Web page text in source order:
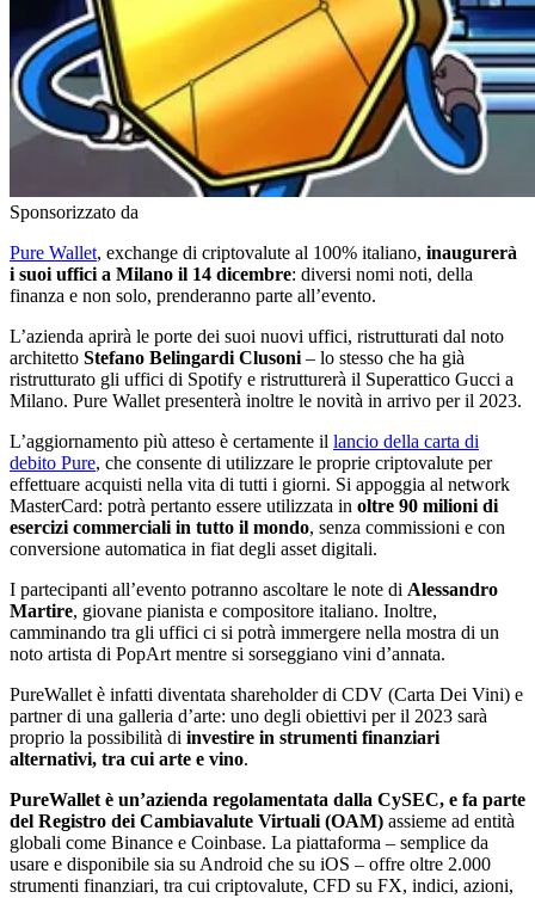
Sponsorizzato da
Pure Wallet, exchange di criptovalute al 100% italiano, inaugurerà
i suoi uffici a Milano il 14 dicembre: diversi nomi noti, della
finanza e non solo, prenderanno parte all’evento.
L’azienda aprirà le porte dei suoi nuovi uffici, ristrutturati dal noto
architetto Stefano Belingardi Clusoni – lo stesso che ha già
ristrutturato gli uffici di Spotify e ristrutturerà il Superattico Gucci a
Milano. Pure Wallet presenterà inoltre le novità in arrivo per il 2023.
L’aggiornamento più atteso è certamente il lancio della carta di
debito Pure, che consente di utilizzare le proprie criptovalute per
effettuare acquisti nella vita di tutti i giorni. Si appoggia al network
MasterCard: potrà pertanto essere utilizzata in oltre 90 milioni di
esercizi commerciali in tutto il mondo, senza commissioni e con
conversione automatica in fiat degli asset digitali.
I partecipanti all’evento potranno ascoltare le note di Alessandro
Martire, giovane pianista e compositore italiano. Inoltre,
camminando tra gli uffici ci si potrà immergere nella mostra di un
noto artista di PopArt mentre si sorseggiano vini d’annata.
PureWallet è infatti diventata shareholder di CDV (Carta Dei Vini) e
partner di una galleria d’arte: uno degli obiettivi per il 2023 sarà
proprio la possibilità di investire in strumenti finanziari
alternativi, tra cui arte e vino.
PureWallet è un’azienda regolamentata dalla CySEC, e fa parte
del Registro dei Cambiavalute Virtuali (OAM) assieme ad entità
globali come Binance e Coinbase. La piattaforma – semplice da
usare e disponibile sia su Android che su iOS – offre oltre 2.000
strumenti finanziari, tra cui criptovalute, CFD su FX, indici, azioni,